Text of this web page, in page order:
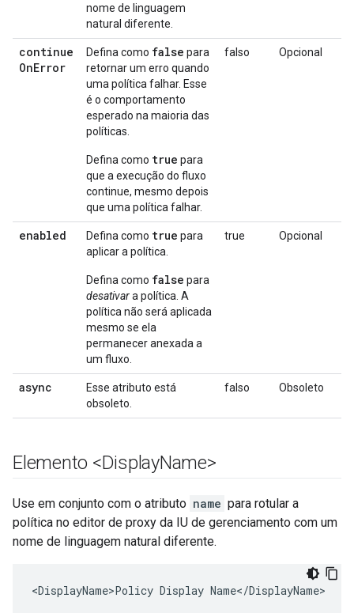
nome de linguagem
natural diferente.
continue
OnError
Defina como false para
retornar um erro quando
uma política falhar. Esse
é o comportamento
esperado na maioria das
políticas.
Defina como true para
que a execução do fluxo
continue, mesmo depois
que uma política falhar.
falso Opcional
enabled Defina como true para
aplicar a política.
Defina como false para
desativara política. A
política não será aplicada
mesmo se ela
permanecer anexada a
um fluxo.
true Opcional
async
Esse atributo está
obsoleto.
falso Obsoleto
Elemento <DisplayName>
Use em conjunto com o atributo name para rotular a
política no editor de proxy da IU de gerenciamento com um
nome de linguagem natural diferente.
<DisplayName>Policy Display Name</DisplayName>